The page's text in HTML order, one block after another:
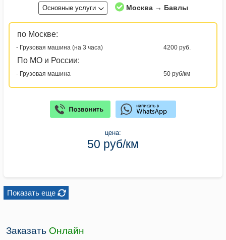
Основные услуги Москва → Бавлы
по Москве:
- Грузовая машина (на 3 часа) 4200 руб.
По МО и России:
- Грузовая машина 50 руб/км
цена:
50 руб/км
Показать еще
Заказать Онлайн